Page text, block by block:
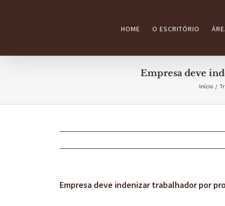
HOME O ESCRITÓRIO
Empresa deve
Início /
Empresa deve indenizar trabalhador por